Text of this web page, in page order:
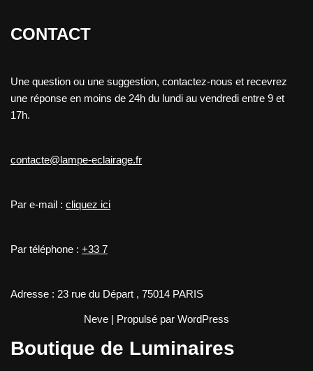
CONTACT
Une question ou une suggestion, contactez-nous et recevrez
une réponse en moins de 24h du lundi au vendredi entre 9 et
17h.
contacte@lampe-eclairage.fr
Par e-mail : cliquez ici
Par téléphone : +33 7
Adresse : 23 rue du Départ , 75014 PARIS
Neve | Propulsé par WordPress
Boutique de Luminaires